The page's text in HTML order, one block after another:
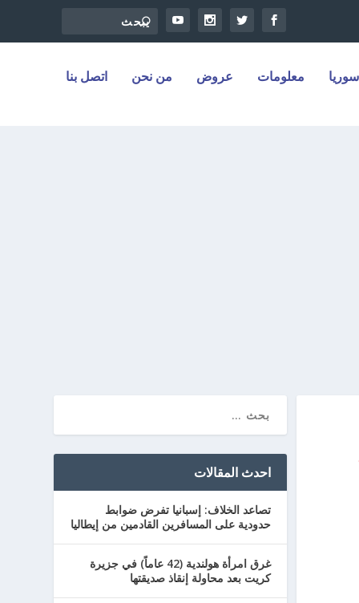
معلومات عروض من نحن اتصل بنا
احدث المقالات
تصاعد الخلاف: إسبانيا تفرض ضوابط
حدودية على المسافرين القادمين من إيطاليا
غرق امرأة هولندية (42 عاماً) في جزيرة
كريت بعد محاولة إنقاذ صديقتها